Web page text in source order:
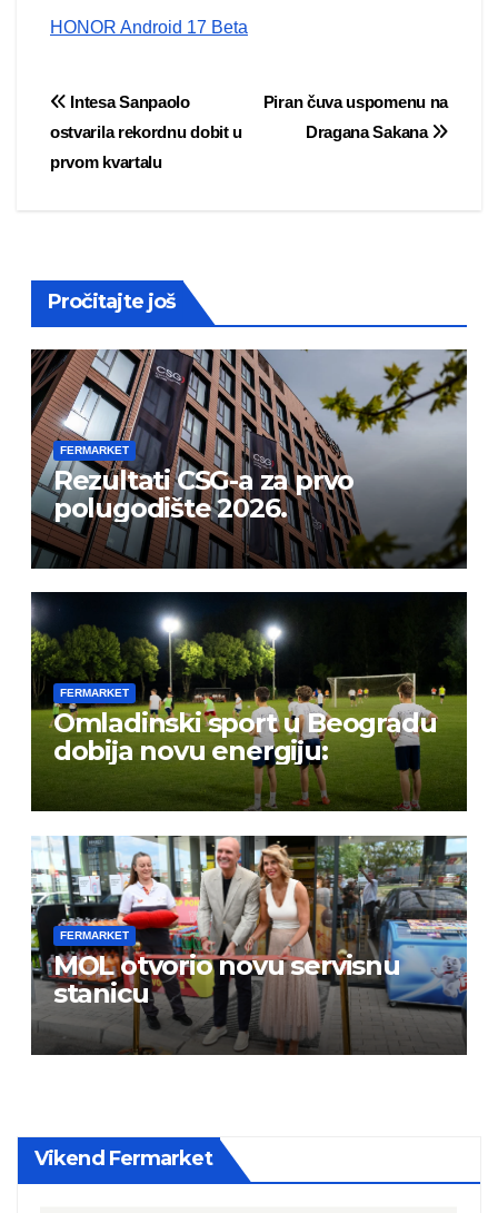
HONOR Android 17 Beta
Post
navigation
Piran čuva uspomenu na
Dragana Sakana
Intesa Sanpaolo
ostvarila rekordnu dobit u
prvom kvartalu
Pročitajte još
FERMARKET
Rezultati CSG-a za prvo
polugodište 2026.
FERMARKET
Omladinski sport u Beogradu
dobija novu energiju:
FERMARKET
MOL otvorio novu servisnu
stanicu
Vikend Fermarket